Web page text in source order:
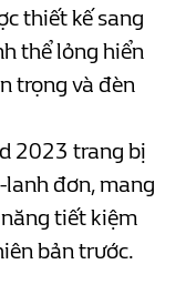
thiết kế sang
thể lỏng hiển
trọng và đèn
2023 trang bị
lanh đơn, mang
tiết kiệm
bản trước.